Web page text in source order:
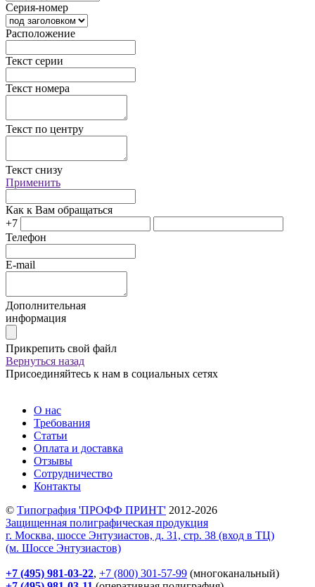
Серия-номер
Расположение
Текст серии
Текст номера
Текст по центру
Текст снизу
Применить
Как к Вам обращаться
+7
Телефон
E-mail
Дополнительная
информация
Прикрепить свой файл
Вернуться назад
Присоединяйтесь к нам в социальных сетях
О нас
Требования
Статьи
Оплата и доставка
Отзывы
Сотрудничество
Контакты
© Типография 'ПРОФФ ПРИНТ' 2012-2026
Защищенная полиграфическая продукция
г. Москва, шоссе Энтузиастов, д. 31, стр. 38 (вход в ТЦ)
(м. Шоссе Энтузиастов)
+7 (495) 981-03-22, +7 (800) 301-57-99 (многоканальный)